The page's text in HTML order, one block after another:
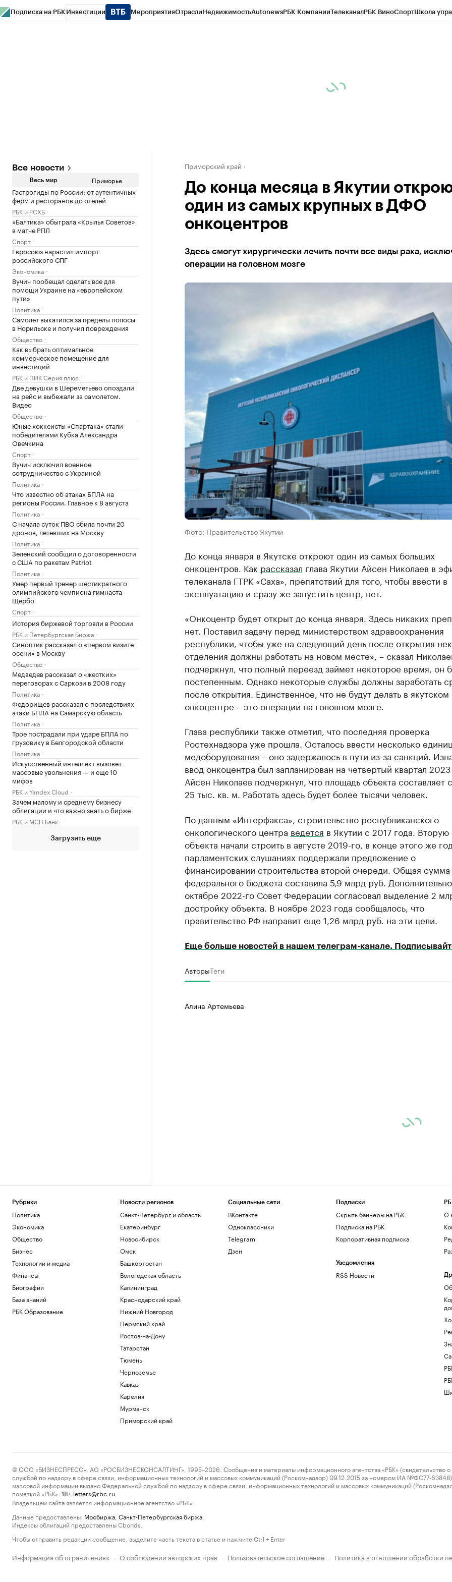
Подписка на РБК Инвестиции МероприятияОтраслиНедвижимостьAutonewsРБК КомпанииТелеканалРБК ВиноСпортШкола
Все новости
Весь мир Приморье
Гастрогиды по России: от аутентичных
ферм и ресторанов до отелей
РБК и РСХБ
«Балтика» обыграла «Крылья Советов»
в матче РПЛ
Спорт
Евросоюз нарастил импорт
российского СПГ
Экономика
Вучич пообещал сделать все для
помощи Украине на «европейском
пути»
Политика
Самолет выкатился за пределы полосы
в Норильске и получил повреждения
Общество
Как выбрать оптимальное
коммерческое помещение для
инвестиций
РБК и ПИК Серия плюс
Две девушки в Шереметьево опоздали
на рейс и выбежали за самолетом.
Видео
Общество
Юные хоккеисты «Спартака» стали
победителями Кубка Александра
Овечкина
Спорт
Вучич исключил военное
сотрудничество с Украиной
Политика
Что известно об атаках БПЛА на
регионы России. Главное к 8 августа
Политика
С начала суток ПВО сбила почти 20
дронов, летевших на Москву
Политика
Зеленский сообщил о договоренности
с США по ракетам Patriot
Политика
Умер первый тренер шестикратного
олимпийского чемпиона гимнаста
Щербо
Спорт
История биржевой торговли в России
РБК и Петербургская Биржа
Синоптик рассказал о «первом визите
осени» в Москву
Общество
Медведев рассказал о «жестких»
переговорах с Саркози в 2008 году
Политика
Федорищев рассказал о последствиях
атаки БПЛА на Самарскую область
Политика
Трое пострадали при ударе БПЛА по
грузовику в Белгородской области
Политика
Искусственный интеллект вызовет
массовые увольнения — и еще 10
мифов
РБК и Yandex Cloud
Зачем малому и среднему бизнесу
облигации и что важно знать о бирже
РБК и МСП Банк
Загрузить еще
Приморский край
До конца месяца в Якутии
один из самых крупных в ДФО
онкоцентров
Здесь смогут хирургически лечить почти все виды рака,
операции на головном мозге
Фото: Правительство Якутии
До конца января в Якутске откроют один из самых больших
онкоцентров. Как рассказал глава Якутии Айсен Николаев в
телеканала ГТРК «Саха», препятствий для того, чтобы ввести в
эксплуатацию и сразу же запустить центр, нет.
«Онкоцентр будет открыт до конца января. Здесь никаких
нет. Поставил задачу перед министерством здравоохранения
республики, чтобы уже на следующий день после открытия
отделения должны работать на новом месте», – сказал
подчеркнул, что полный переезд займет некоторое время, он
постепенным. Однако некоторые службы должны заработать
после открытия. Единственное, что не будут делать в якутском
онкоцентре – это операции на головном мозге.
Глава республики также отметил, что последняя проверка
Ростехнадзора уже прошла. Осталось ввести несколько
медоборудования – оно задержалось в пути из-за санкций.
ввод онкоцентра был запланирован на четвертый квартал
Айсен Николаев подчеркнул, что площадь объекта составляет
25 тыс. кв. м. Работать здесь будет более тысячи человек.
По данным «Интерфакса», строительство республиканского
онкологического центра ведется в Якутии с 2017 года. Вторую
объекта начали строить в августе 2019-го, в конце этого же
парламентских слушаниях поддержали предложение о
финансировании строительства второй очереди. Общая сумма
федерального бюджета составила 5,9 млрд руб.
октябре 2022-го Совет Федерации согласовал выделение 2
достройку объекта. В ноябре 2023 года сообщалось, что
правительство РФ направит еще 1,26 млрд руб. на эти цели.
Еще больше новостей в нашем телеграм-канале.
АвторыТеги
Алина Артемьева
Рубрики
Политика
Экономика
Общество
Бизнес
Технологии и медиа
Финансы
Биографии
База знаний
РБК Образование
Новости регионов
Санкт-Петербург и область
Екатеринбург
Новосибирск
Омск
Башкортостан
Вологодская область
Калининград
Краснодарский край
Нижний Новгород
Пермский край
Ростов-на-Дону
Татарстан
Тюмень
Черноземье
Кавказ
Карелия
Мурманск
Приморский край
Социальные сети
ВКонтакте
Одноклассники
Telegram
Дзен
Подписки
Скрыть баннеры на РБК
Подписка на РБК
Корпоративная подписка
Уведомления
RSS Новости
О
© ООО «БИЗНЕСПРЕСС», АО «РОСБИЗНЕСКОНСАЛТИНГ», 1995–2026. Сообщения и материалы информационного агентства «РБК» (свидетельство о
службой по надзору в сфере связи, информационных технологий и массовых коммуникаций (Роскомнадзор) 09.12.2015 за номером ИА №ФС77-63848)
массовой информации выдано Федеральной службой по надзору в сфере связи, информационных технологий и массовых коммуникаций
пометкой «РБК».
18+ letters@rbc.ru
Владельцем сайта является информационное агентство «РБК».
Данные предоставлены: Мосбиржа Санкт-Петербургская биржа
Индексы облигаций предоставлены Cbonds.
Чтобы отправить редакции сообщение, выделите часть текста в статье и нажмите Ctrl + Enter
Информация об ограничениях · О соблюдении авторских прав · Пользовательское соглашение · Политика в отношении обработки